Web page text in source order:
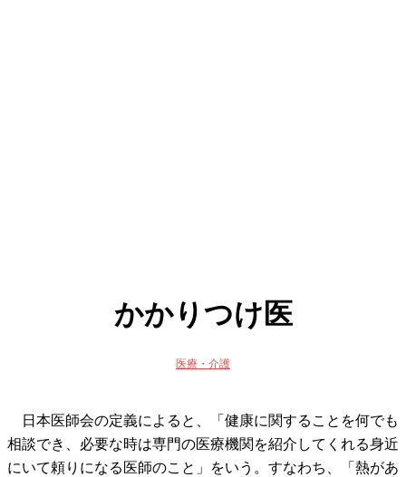
かかりつけ医
医療・介護
日本医師会の定義によると、「健康に関することを何でも
相談でき、必要な時は専門の医療機関を紹介してくれる身近
にいて頼りになる医師のこと」をいう。すなわち、「熱があ